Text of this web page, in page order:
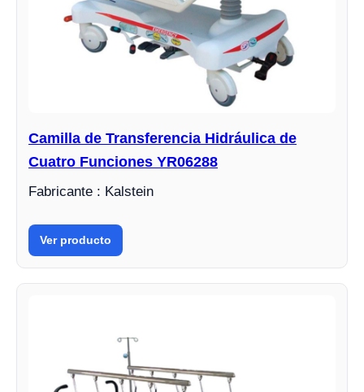
Camilla de Transferencia Hidráulica de
Cuatro Funciones YR06288
Fabricante : Kalstein
Ver producto